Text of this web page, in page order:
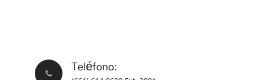
Teléfono: